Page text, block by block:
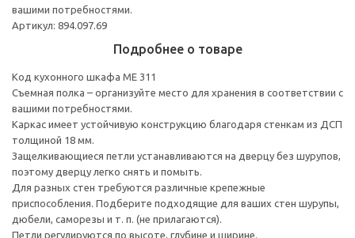
вашими потребностями.
Артикул: 894.097.69
Подробнее о товаре
Код кухонного шкафа ME 311
Съемная полка – организуйте место для хранения в соответствии с
вашими потребностями.
Каркас имеет устойчивую конструкцию благодаря стенкам из ДСП
толщиной 18 мм.
Защелкивающиеся петли устанавливаются на дверцу без шурупов,
поэтому дверцу легко снять и помыть.
Для разных стен требуются различные крепежные
приспособления. Подберите подходящие для ваших стен шурупы,
дюбели, саморезы и т. п. (не прилагаются).
Петли регулируются по высоте, глубине и ширине.